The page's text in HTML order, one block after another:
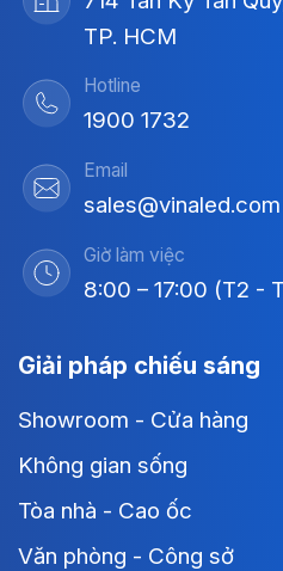
TP. HCM
Hotline
1900 1732
Email
sales@vinaled.com
Giờ làm việc
8:00 – 17:00 (T2 -
Giải pháp chiếu sáng
Showroom - Cửa hàng
Không gian sống
Tòa nhà - Cao ốc
Văn phòng - Công sở